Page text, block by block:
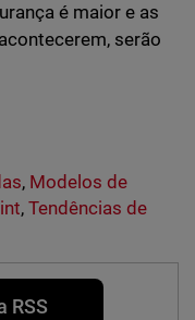
é maior e as
serão
, Modelos de
,Tendências de
RSS